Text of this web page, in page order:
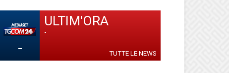
-
ULTIM'ORA
-
TUTTE LE NEWS